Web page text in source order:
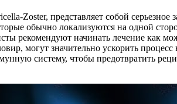
Zoster, представляет собой серьезное
обычно локализуются на одной
рекомендуют начинать лечение как
могут значительно ускорить
систему, чтобы предотвратить